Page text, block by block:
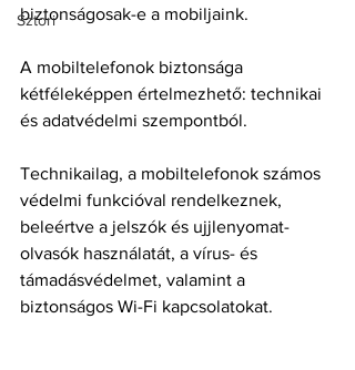
Sztori
biztonságosak-e a mobiljaink.
A mobiltelefonok biztonsága
kétféleképpen értelmezhető: technikai
és adatvédelmi szempontból.
Technikailag, a mobiltelefonok számos
védelmi funkcióval rendelkeznek,
beleértve a jelszók és ujjlenyomat-
olvasók használatát, a vírus- és
támadásvédelmet, valamint a
biztonságos Wi-Fi kapcsolatokat.